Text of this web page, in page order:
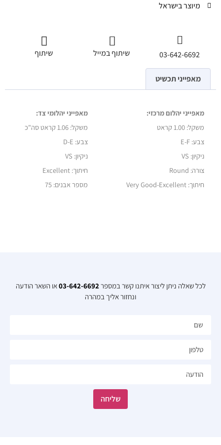
מיוצר בישראל
03-642-6692 שיתוף במייל שיתוף
מאפייני תכשיט
מאפייני יהלום מרכזי:
מאפייני יהלומי צד:
משקל:1.00 קראט משקל:1.06 קראט סה"כ
צבע: E-F
צבע: D-E
ניקיון: VS
ניקיון: VS
צורה: Round
חיתוך: Excellent
חיתוך: Very Good-Excellent
מספר אבנים: 75
לכל שאלה ניתן ליצור איתנו קשר במספר03-642-6692או השאר הודעה
ונחזור אליך במהרה​
שליחה